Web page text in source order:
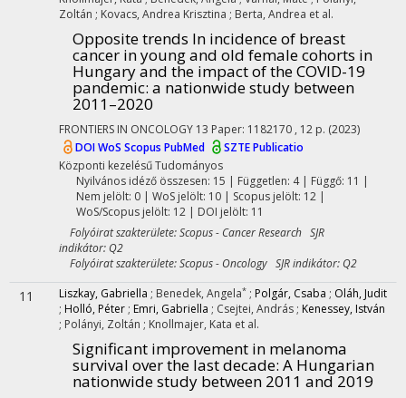
Zoltán ; Kovacs, Andrea Krisztina ; Berta, Andrea et al.
Opposite trends In incidence of breast
cancer in young and old female cohorts in
Hungary and the impact of the COVID-19
pandemic: a nationwide study between
2011–2020
FRONTIERS IN ONCOLOGY 13 Paper: 1182170 , 12 p. (2023)
DOIWoS Scopus PubMed
SZTE Publicatio
Központi kezelésűTudományos
Nyilvános idéző összesen: 15 | Független: 4 | Függő: 11 |
Nem jelölt: 0 | WoS jelölt: 10 | Scopus jelölt: 12 |
WoS/Scopus jelölt: 12 | DOI jelölt: 11
Folyóirat szakterülete: Scopus - Cancer Research SJR
indikátor: Q2
Folyóirat szakterülete: Scopus - Oncology SJR indikátor: Q2
11 Liszkay, Gabriella ; Benedek, Angela* ; Polgár, Csaba ; Oláh, Judit
; Holló, Péter ; Emri, Gabriella ; Csejtei, András ; Kenessey, István
; Polányi, Zoltán ; Knollmajer, Kata et al.
Significant improvement in melanoma
survival over the last decade: A Hungarian
nationwide study between 2011 and 2019